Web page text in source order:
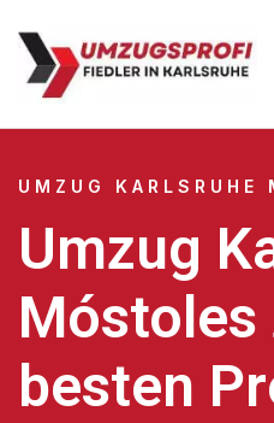
UMZUG KARLSRUHE
Umzug
Móstoles
besten